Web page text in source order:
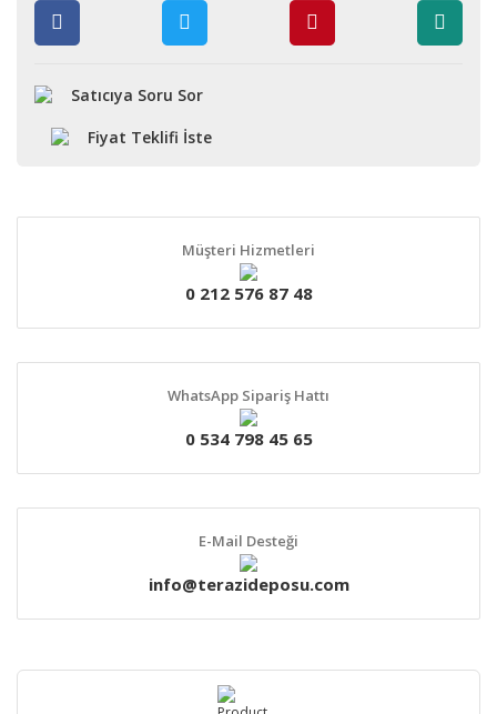
Satıcıya Soru Sor
Fiyat Teklifi İste
Müşteri Hizmetleri
0 212 576 87 48
WhatsApp Sipariş Hattı
0 534 798 45 65
E-Mail Desteği
info@terazideposu.com